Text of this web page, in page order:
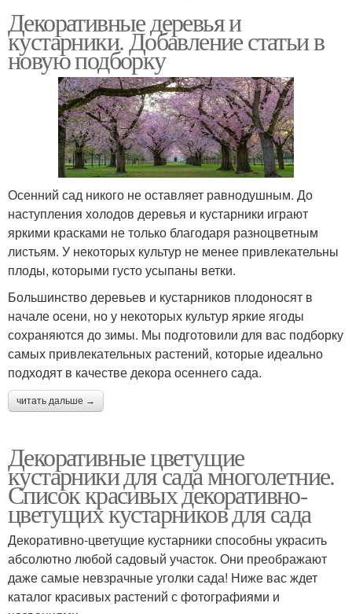
Декоративные деревья и
кустарники. Добавление статьи в
новую подборку
Осенний сад никого не оставляет равнодушным. До
наступления холодов деревья и кустарники играют
яркими красками не только благодаря разноцветным
листьям. У некоторых культур не менее привлекательны
плоды, которыми густо усыпаны ветки.
Большинство деревьев и кустарников плодоносят в
начале осени, но у некоторых культур яркие ягоды
сохраняются до зимы. Мы подготовили для вас подборку
самых привлекательных растений, которые идеально
подходят в качестве декора осеннего сада.
читать дальше →
Декоративные цветущие
кустарники для сада многолетние.
Список красивых декоративно-
цветущих кустарников для сада
Декоративно-цветущие кустарники способны украсить
абсолютно любой садовый участок. Они преображают
даже самые невзрачные уголки сада! Ниже вас ждет
каталог красивых растений с фотографиями и